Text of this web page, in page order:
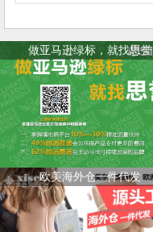
做亚马逊绿标，就找思誉
欧美海外仓一件代发